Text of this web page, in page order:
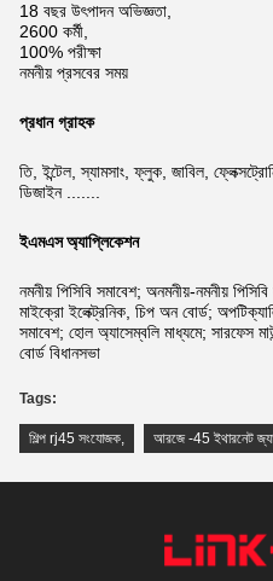
18 বছর উৎপাদন অভিজ্ঞতা,
2600 কর্মী,
100% পরীক্ষা
নমনীয় প্রসবের সময়
প্রধান গ্রাহক
তি, ইন্টেল, স্যামসাং, ফ্লুক, জাবিল,
ডিজাইন .......
ইএমএস অ্যাপ্লিকেশন
নমনীয় পিসিবি সমাবেশ; অনমনীয়-নমনীয়
মাইক্রো ইলেক্ট্রনিক, চিপ অন বোর্ড;
সমাবেশ; হোল অ্যাসেম্বলি মাধ্যমে; সারফেস
বোর্ড বিধানসভা
Tags:
শিল্প rj45 সংযোজক, আরজে -45 ইথারনেট